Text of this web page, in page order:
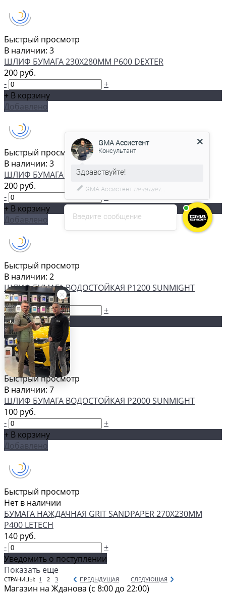
Быстрый просмотр
В наличии: 3
ШЛИФ БУМАГА 230Х280ММ P600 DEXTER
200 руб.
-
+
+ В корзину
Добавлено
Быстрый просмотр
В наличии: 3
ШЛИФ БУМАГА 230Х280ММ P800 DEXTER
200 руб.
-
+
+ В корзину
Добавлено
Быстрый просмотр
В наличии: 2
ШЛИФ БУМАГА ВОДОСТОЙКАЯ P1200 SUNMIGHT
100 руб.
-
+
+ В корзину
Добавлено
Быстрый просмотр
В наличии: 7
ШЛИФ БУМАГА ВОДОСТОЙКАЯ P2000 SUNMIGHT
100 руб.
-
+
+ В корзину
Добавлено
Быстрый просмотр
Нет в наличии
БУМАГА НАЖДАЧНАЯ GRIT SANDPAPER 270Х230ММ
P400 LETECH
140 руб.
-
+
Уведомить о поступлении
Показать еще
СТРАНИЦЫ: 1 2 3 ПРЕДЫДУЩАЯ СЛЕДУЮЩАЯ
Магазин на Жданова (c 8:00 до 22:00)
Введите сообщение
Консультант
С удовольствием помогу вам в
выборе товара.